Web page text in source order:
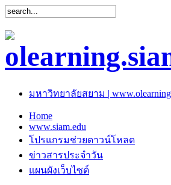
มหาวิทยาลัยสยาม |
Home
www.siam.edu
โปรแกรมช่วยดาวน์โหลด
ข่าวสารประจำวัน
แผนผังเว็บไซต์